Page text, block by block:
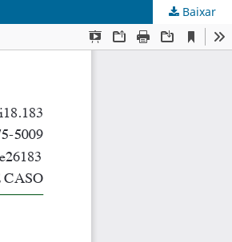
Baixar